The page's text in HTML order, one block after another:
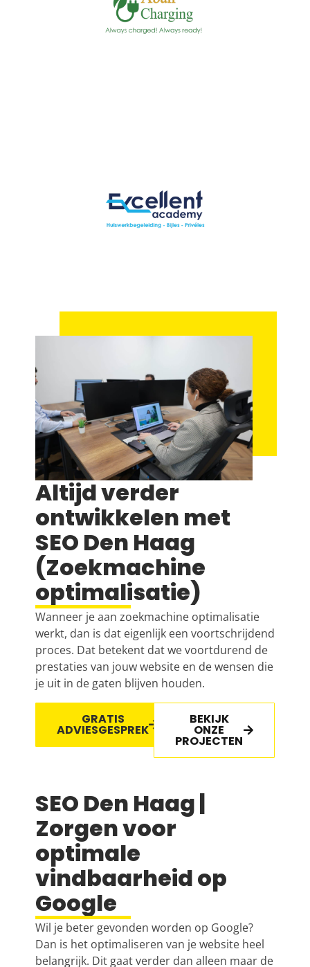
Altijd verder
ontwikkelen met
SEO Den Haag
(Zoekmachine
optimalisatie)
Wanneer je aan zoekmachine optimalisatie
werkt, dan is dat eigenlijk een voortschrijdend
proces. Dat betekent dat we voortdurend de
prestaties van jouw website en de wensen die
je uit in de gaten blijven houden.
GRATIS
ADVIESGESPREK
BEKIJK
ONZE
PROJECTEN
SEO Den Haag |
Zorgen voor
optimale
vindbaarheid op
Google
Wil je beter gevonden worden op Google?
Dan is het optimaliseren van je website heel
belangrijk. Dit gaat verder dan alleen maar de